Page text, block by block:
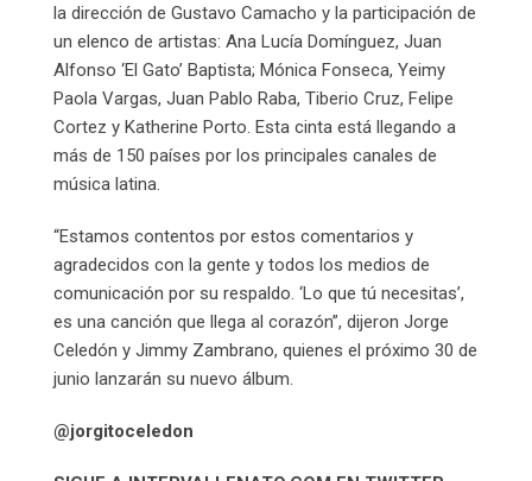
la dirección de Gustavo Camacho y la participación de
un elenco de artistas: Ana Lucía Domínguez, Juan
Alfonso ‘El Gato’ Baptista; Mónica Fonseca, Yeimy
Paola Vargas, Juan Pablo Raba, Tiberio Cruz, Felipe
Cortez y Katherine Porto. Esta cinta está llegando a
más de 150 países por los principales canales de
música latina.
“Estamos contentos por estos comentarios y
agradecidos con la gente y todos los medios de
comunicación por su respaldo. ‘Lo que tú necesitas’,
es una canción que llega al corazón”, dijeron Jorge
Celedón y Jimmy Zambrano, quienes el próximo 30 de
junio lanzarán su nuevo álbum.
@jorgitoceledon